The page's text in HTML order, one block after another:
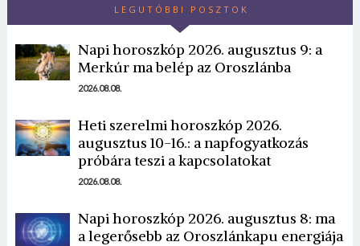
LEGUTÓBBI POSZTOK
Napi horoszkóp 2026. augusztus 9: a
Merkúr ma belép az Oroszlánba
2026.08.08.
Heti szerelmi horoszkóp 2026.
augusztus 10-16.: a napfogyatkozás
próbára teszi a kapcsolatokat
2026.08.08.
Napi horoszkóp 2026. augusztus 8: ma
a legerősebb az Oroszlánkapu energiája
Borsonline bejelentkezés
E-mail cím vagy felhasználónév
Jelszó